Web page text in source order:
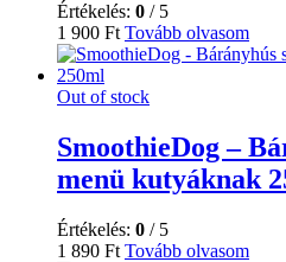
Értékelés: 0 / 5
1 900 Ft Tovább olvasom
Out of stock
SmoothieDog –
menü kutyáknak
Értékelés: 0 / 5
1 890 Ft Tovább olvasom